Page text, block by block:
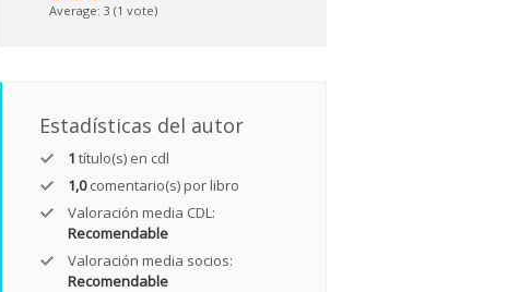
Average: 3 (1 vote)
Estadísticas del autor
1 título(s) en cdl
1,0comentario(s) por libro
Valoración media CDL:
Recomendable
Valoración media socios:
Recomendable